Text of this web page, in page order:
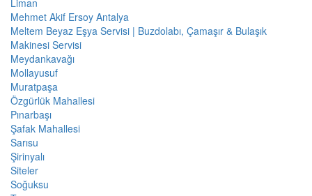
Mehmet Akif Ersoy Antalya
Meltem Beyaz Eşya Servisi | Buzdolabı, Çamaşır & Bulaşık
Makinesi Servisi
Meydankavağı
Mollayusuf
Muratpaşa
Özgürlük Mahallesi
Pınarbaşı
Şafak Mahallesi
Sarısu
Şirinyalı
Siteler
Soğuksu